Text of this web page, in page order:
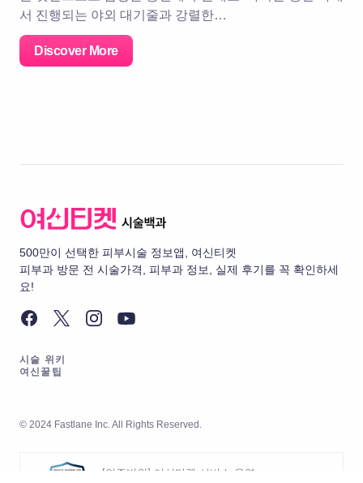
서 진행되는 야외 대기줄과 강렬한…
Discover More
500만이 선택한 피부시술 정보앱, 여신티켓
피부과 방문 전 시술가격, 피부과 정보, 실제 후기를 꼭 확인하세
요!
시술 위키
여신꿀팁
© 2024 Fastlane Inc. All Rights Reserved.
[인증범위] 여신티켓 서비스 운영